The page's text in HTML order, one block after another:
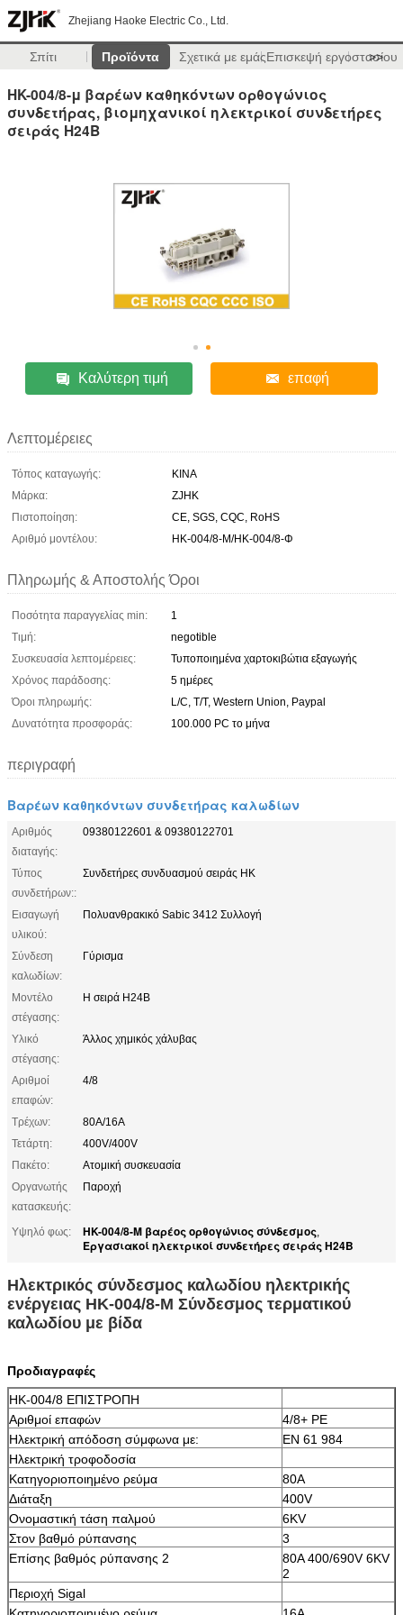
Zhejiang Haoke Electric Co., Ltd.
Σπίτι Προϊόντα Σχετικά με εμάςΕπισκεψή εργοστασίου
>>
HK-004/8-μ βαρέων καθηκόντων ορθογώνιος
συνδετήρας, βιομηχανικοί ηλεκτρικοί συνδετήρες
σειράς H24B
Καλύτερη τιμή επαφή
Λεπτομέρειες
Τόπος καταγωγής:
ΚΙΝΑ
Μάρκα:
ZJHK
Πιστοποίηση:
CE, SGS, CQC, RoHS
Αριθμό μοντέλου:
HK-004/8-Μ/HK-004/8-Φ
Πληρωμής & Αποστολής Όροι
Ποσότητα παραγγελίας min:
1
Τιμή:
negotible
Συσκευασία λεπτομέρειες:
Τυποποιημένα χαρτοκιβώτια εξαγωγής
Χρόνος παράδοσης:
5 ημέρες
Όροι πληρωμής:
L/C, T/T, Western Union, Paypal
Δυνατότητα προσφοράς:
100.000 PC το μήνα
περιγραφή
Βαρέων καθηκόντων συνδετήρας καλωδίων
Αριθμός
διαταγής:
09380122601 & 09380122701
Τύπος
συνδετήρων::
Συνδετήρες συνδυασμού σειράς HK
Εισαγωγή
υλικού:
Πολυανθρακικό Sabic 3412 Συλλογή
Σύνδεση
καλωδίων:
Γύρισμα
Μοντέλο
στέγασης:
Η σειρά H24B
Υλικό
στέγασης:
Άλλος χημικός χάλυβας
Αριθμοί
επαφών:
4/8
Τρέχων:
80A/16A
Τετάρτη:
400V/400V
Πακέτο:
Ατομική συσκευασία
Οργανωτής
κατασκευής:
Παροχή
Υψηλό φως: HK-004/8-M βαρέος ορθογώνιος σύνδεσμος,
Εργασιακοί ηλεκτρικοί συνδετήρες σειράς H24B
Ηλεκτρικός σύνδεσμος καλωδίου ηλεκτρικής
ενέργειας HK-004/8-M Σύνδεσμος τερματικού
καλωδίου με βίδα
Προδιαγραφές
HK-004/8 ΕΠΙΣΤΡΟΠΗ
Αριθμοί επαφών
4/8+ PE
Ηλεκτρική απόδοση σύμφωνα με:
EN 61 984
Ηλεκτρική τροφοδοσία
Κατηγοριοποιημένο ρεύμα
80A
Διάταξη
400V
Ονομαστική τάση παλμού
6KV
Στον βαθμό ρύπανσης
3
Επίσης βαθμός ρύπανσης 2
80A 400/690V 6KV
2
Περιοχή Sigal